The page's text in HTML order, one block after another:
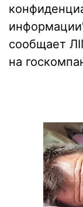
сообщает
на